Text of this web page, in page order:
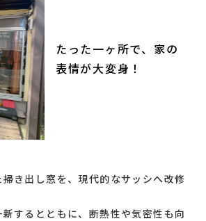
たった一ヶ所で、家の
表情が大変身！
き出し窓を、現代的なサッシへ改修
するとともに、断熱性や気密性も向